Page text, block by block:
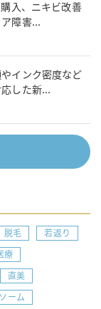
入、ニキビ改善
障害...
インク密度など
した新...
脱毛
若返り
療
直美
ーム